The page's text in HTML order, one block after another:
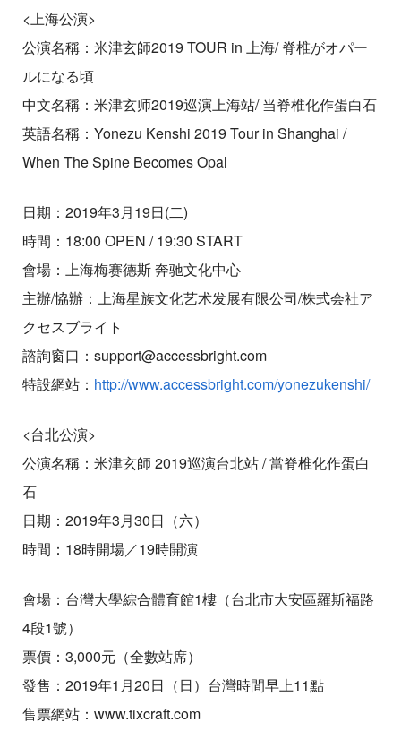
<上海公演>
公演名稱：米津玄師2019 TOUR in 上海/ 脊椎がオパー
ルになる頃
中文名稱：米津玄师2019巡演上海站/ 当脊椎化作蛋白石
英語名稱：Yonezu Kenshi 2019 Tour in Shanghai /
When The Spine Becomes Opal
日期：2019年3月19日(二)
時間：18:00 OPEN / 19:30 START
會場：上海梅赛德斯 奔驰文化中心
主辦/協辦：上海星族文化艺术发展有限公司/株式会社ア
クセスブライト
諮詢窗口：support@accessbright.com
特設網站： http://www.accessbright.com/yonezukenshi/
<台北公演>
公演名稱：米津玄師 2019巡演台北站 / 當脊椎化作蛋白
石
日期：2019年3月30日（六）
時間：18時開場／19時開演
會場：台灣大學綜合體育館1樓（台北市大安區羅斯福路
4段1號）
票價：3,000元（全數站席）
發售：2019年1月20日（日）台灣時間早上11點
售票網站：www.tixcraft.com